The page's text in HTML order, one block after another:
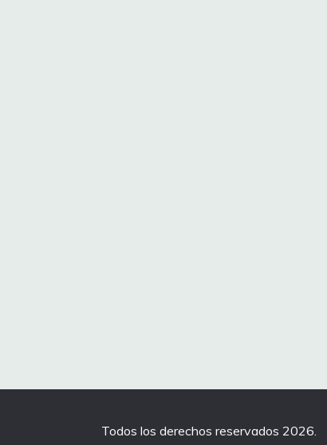
Todos los derechos reservados 2026.